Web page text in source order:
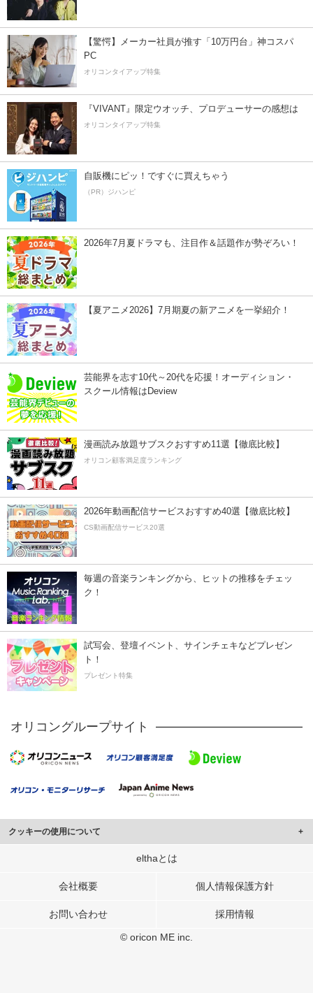
【驚愕】メーカー社員が推す「10万円台」神コスパ
PC
オリコンタイアップ特集
『VIVANT』限定ウオッチ、プロデューサーの感想は
オリコンタイアップ特集
自販機にピッ！ですぐに買えちゃう
（PR）ジハンピ
2026年7月夏ドラマも、注目作＆話題作が勢ぞろい！
【夏アニメ2026】7月期夏の新アニメを一挙紹介！
芸能界を志す10代～20代を応援！オーディション・
スクール情報はDeview
漫画読み放題サブスクおすすめ11選【徹底比較】
オリコン顧客満足度ランキング
2026年動画配信サービスおすすめ40選【徹底比較】
CS動画配信サービス20選
毎週の音楽ランキングから、ヒットの推移をチェッ
ク！
試写会、登壇イベント、サインチェキなどプレゼン
ト！
プレゼント特集
オリコングループサイト
クッキーの使用について
このサイトでは Cookie を使用して、ユーザーに合わせたコンテンツや広告の
行っています。
メディアや広告配信、データ解析の各パートナーに提供しています。
elthaとは
会社概要 個人情報保護方針
お問い合わせ 採用情報
© oricon ME inc.